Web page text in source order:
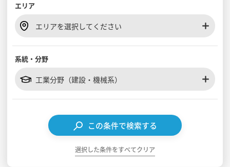
見学会WEB手引書
エリア
エリアを選択してください
系統・分野
工業分野（建設・機械系）
この条件で検索する
選択した条件をすべてクリア